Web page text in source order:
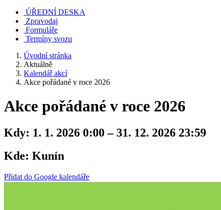
ÚŘEDNÍ DESKA
Zpravodaj
Formuláře
Termíny svozu
Úvodní stránka
Aktuálně
Kalendář akcí
Akce pořádané v roce 2026
Akce pořádané v roce 2026
Kdy: 1. 1. 2026 0:00 – 31. 12. 2026 23:59
Kde: Kunín
Přidat do Google kalendáře